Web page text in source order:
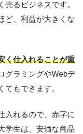
るビジネスです。
ど、利益が大きくな
く仕入れることが重
グラミングやWebデ
もできます。
入れるので、赤字に
学生は、安価な商品